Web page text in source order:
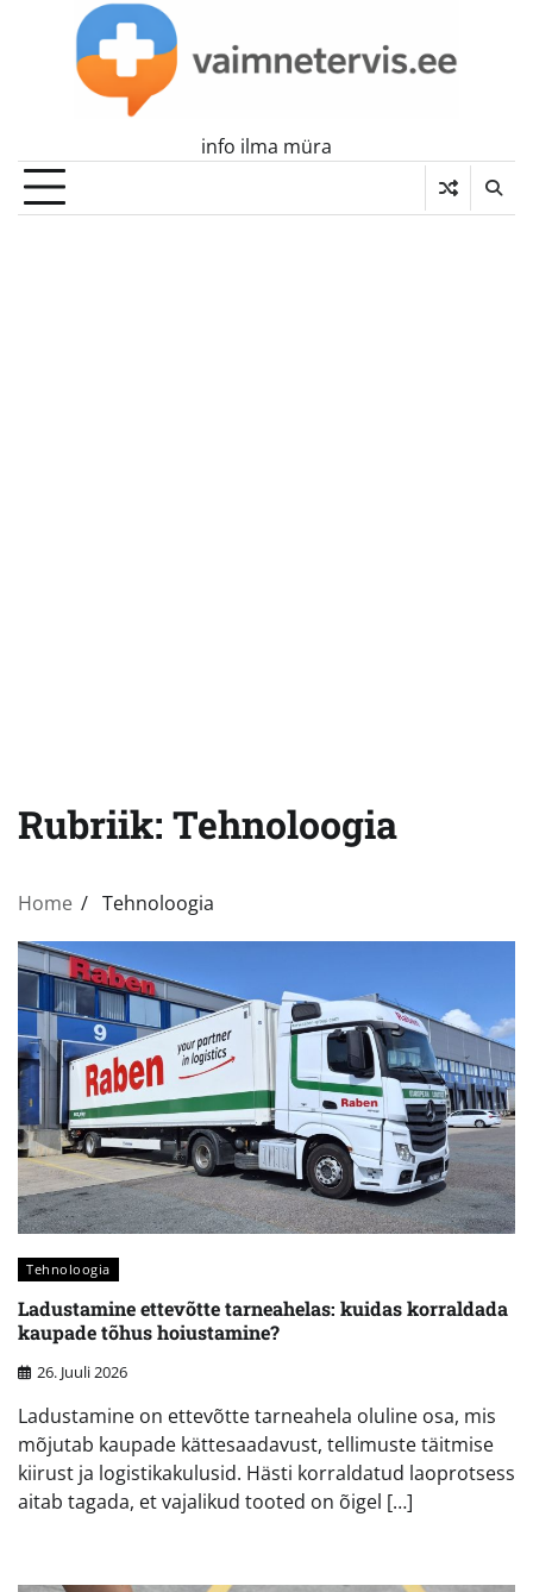
info ilma müra
Rubriik: Tehnoloogia
Home Tehnoloogia
Tehnoloogia
Ladustamine ettevõtte tarneahelas: kuidas korraldada
kaupade tõhus hoiustamine?
26. Juuli 2026
Ladustamine on ettevõtte tarneahela oluline osa, mis
mõjutab kaupade kättesaadavust, tellimuste täitmise
kiirust ja logistikakulusid. Hästi korraldatud laoprotsess
aitab tagada, et vajalikud tooted on õigel […]